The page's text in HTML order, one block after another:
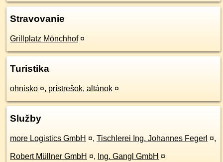
Stravovanie
Grillplatz Mönchhof ¤
Turistika
ohnisko ¤, prístrešok, altánok ¤
Služby
more Logistics GmbH ¤, Tischlerei Ing. Johannes Fegerl ¤,
Robert Müllner GmbH ¤, Ing. Gangl GmbH ¤